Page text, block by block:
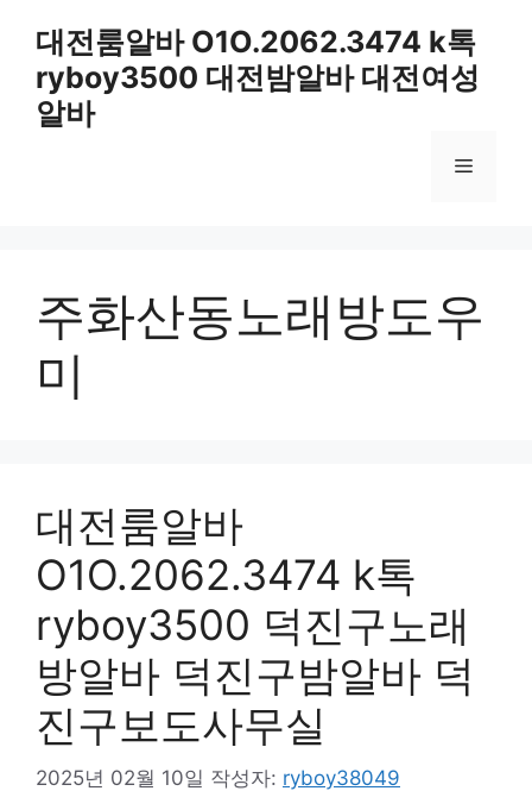
대전룸알바 O1O.2062.3474 k톡
ryboy3500 대전밤알바 대전여성
알바
메
주화산동노래방도우
미
대전룸알바
O1O.2062.3474 k톡
ryboy3500 덕진구노래
방알바 덕진구밤알바 덕
진구보도사무실
2025년 02월 10일 작성자: ryboy38049